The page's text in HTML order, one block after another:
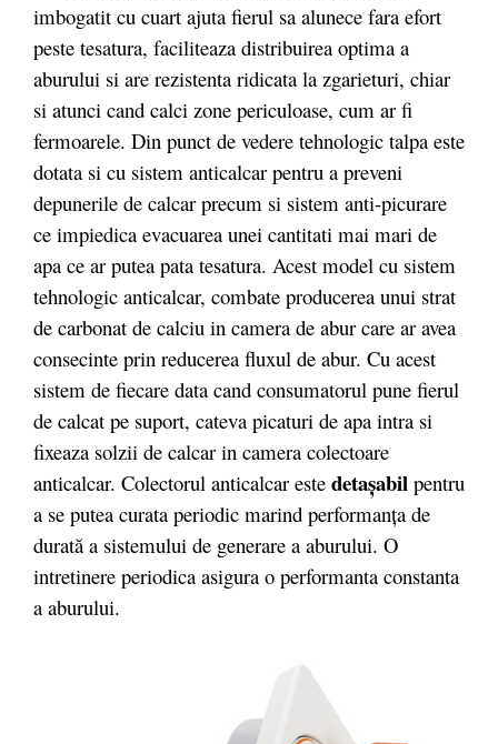
imbogatit cu cuart ajuta fierul sa alunece fara efort
peste tesatura, faciliteaza distribuirea optima a
aburului si are rezistenta ridicata la zgarieturi, chiar
si atunci cand calci zone periculoase, cum ar fi
fermoarele. Din punct de vedere tehnologic talpa este
dotata si cu sistem anticalcar pentru a preveni
depunerile de calcar precum si sistem anti-picurare
ce impiedica evacuarea unei cantitati mai mari de
apa ce ar putea pata tesatura. Acest model cu sistem
tehnologic anticalcar, combate producerea unui strat
de carbonat de calciu in camera de abur care ar avea
consecinte prin reducerea fluxul de abur. Cu acest
sistem de fiecare data cand consumatorul pune fierul
de calcat pe suport, cateva picaturi de apa intra si
fixeaza solzii de calcar in camera colectoare
anticalcar. Colectorul anticalcar este detaşabil pentru
a se putea curata periodic marind performanţa de
durată a sistemului de generare a aburului. O
intretinere periodica asigura o performanta constanta
a aburului.